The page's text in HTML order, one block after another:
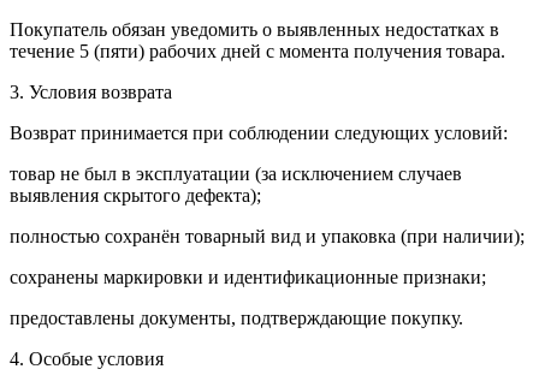
Покупатель обязан уведомить о выявленных недостатках в
течение 5 (пяти) рабочих дней с момента получения товара.
3. Условия возврата
Возврат принимается при соблюдении следующих условий:
товар не был в эксплуатации (за исключением случаев
выявления скрытого дефекта);
полностью сохранён товарный вид и упаковка (при наличии);
сохранены маркировки и идентификационные признаки;
предоставлены документы, подтверждающие покупку.
4. Особые условия